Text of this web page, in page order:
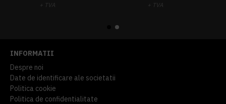
+ TVA
+ TVA
INFORMATII
Despre noi
Date de identificare ale societatii
Politica cookie
Politica de confidentialitate